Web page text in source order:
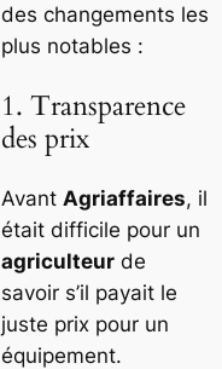
des changements les
plus notables :
1. Transparence
des prix
Avant Agriaffaires, il
était difficile pour un
agriculteurde
savoir s’il payait le
juste prix pour un
équipement.